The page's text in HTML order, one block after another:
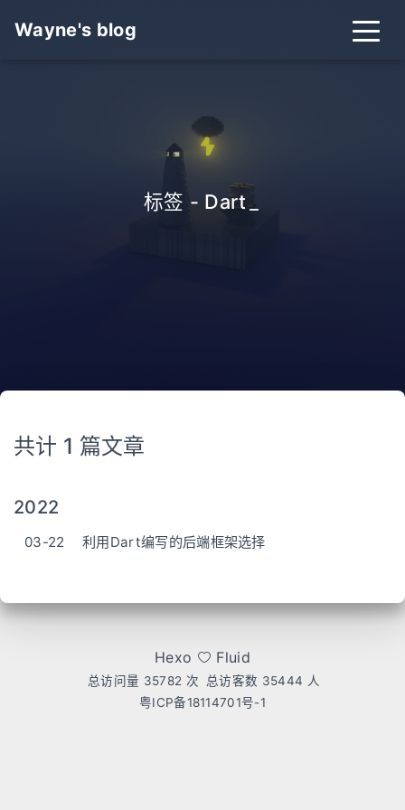
Wayne's blog
标签 - Dart_
共计 1 篇文章
2022
03-22 利用Dart编写的后端框架选择
Hexo Fluid
总访问量 35782 次 总访客数 35444 人
粤ICP备18114701号-1